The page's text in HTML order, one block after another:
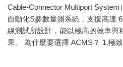
Cable-Connector Multiport
自動化S參數量測系統，支援高達
線測試所設計，能以極高的效率與
果。 為什麼要選擇 ACMS？ 1.極